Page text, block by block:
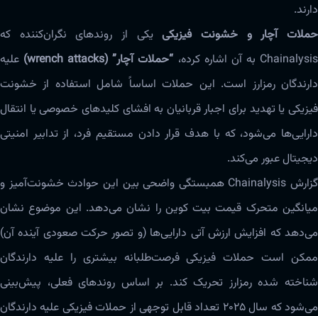
دارند.
حملات آچار و خشونت فیزیکییکی از روندهای نگران‌کننده که
Chainalysis به آن اشاره کرده،
“حملات آچار” (wrench attacks)
علیه
دارندگان رمزارز است. این حملات اساساً شامل استفاده از خشونت
فیزیکی یا تهدید برای اجبار قربانیان به افشای کلیدهای خصوصی یا انتقال
دارایی‌ها می‌شود، که با هدف قرار دادن مستقیم فرد، از تدابیر امنیتی
دیجیتال عبور می‌کند.
گزارش Chainalysis همبستگی واضحی بین این حوادث خشونت‌آمیز و
میانگین متحرک قیمت بیت کوین را نشان می‌دهد. این موضوع نشان
می‌دهد که افزایش ارزش آتی دارایی‌ها (و تصور حرکت صعودی آینده آن)
ممکن است حملات فیزیکی فرصت‌طلبانه بیشتری را علیه دارندگان
شناخته شده رمزارز تحریک کند. بر اساس روندهای فعلی، پیش‌بینی
می‌شود که سال ۲۰۲۵ تعداد قابل توجهی از حملات فیزیکی علیه دارندگان